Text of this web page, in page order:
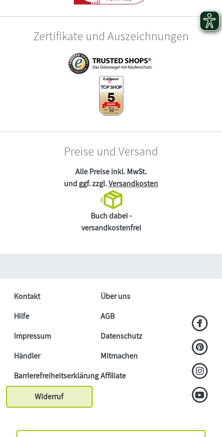
Zertifikate und Auszeichnungen
Preise und Versand
Alle Preise inkl. MwSt.
und ggf. zzgl.Versandkosten
Buch dabei -
versandkostenfrei
Kontakt
Über uns
Hilfe
AGB
Impressum
Datenschutz
Händler
Mitmachen
BarrierefreiheitserklärungAffiliate
Widerruf